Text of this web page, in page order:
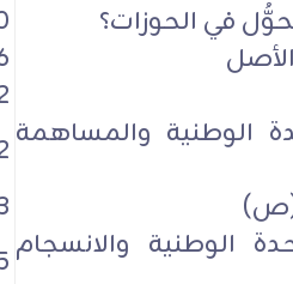
الوطنية والمساهمة
الوطنية والانسجام